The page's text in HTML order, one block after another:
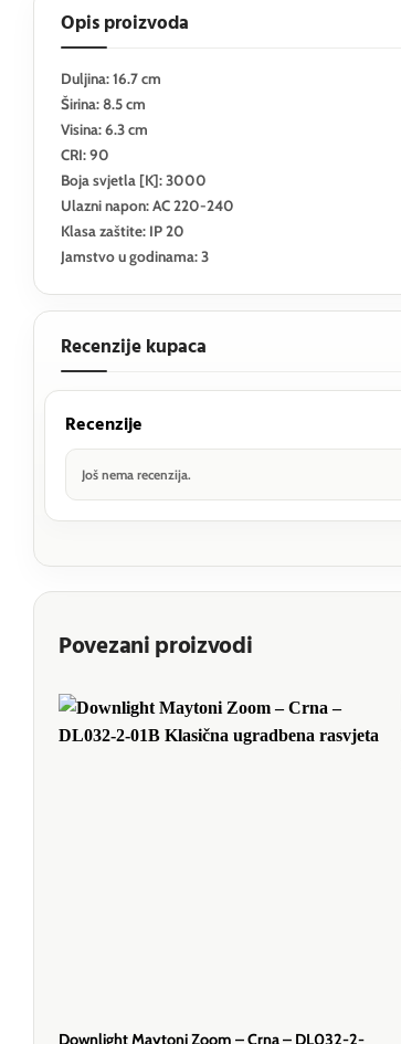
Opis proizvoda
Duljina: 16.7 cm
Širina: 8.5 cm
Visina: 6.3 cm
CRI: 90
Boja svjetla [K]: 3000
Ulazni napon: AC 220-240
Klasa zaštite: IP 20
Jamstvo u godinama: 3
Recenzije kupaca
Recenzije
Još nema recenzija.
Povezani proizvodi
Downlight Maytoni Zoom – Crna – DL032-2-